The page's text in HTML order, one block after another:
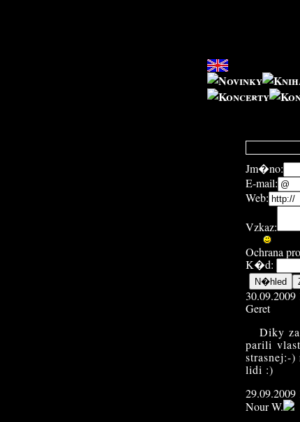
Jm�no:
E-mail:
Web:
Vzkaz:
Ochrana
K�d:
30.09.2009
Geret
Diky
parili
strasnej:-)
lidi :)
29.09.2009
Nour W.